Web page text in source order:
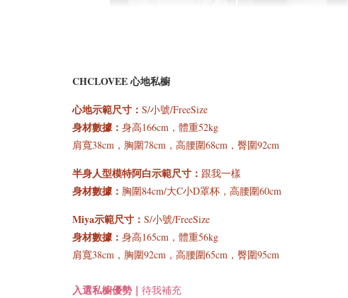
[C] 特惠免運✨890等級
的舒適好手感*經典百搭
深圓方領正肩短袖上衣
BraTop｜3色*3尺寸
NT$ 523
NT$ 588
BraTop上衣｜4色*3尺
CHCLOVEE 心地私櫥
心地示範尺寸 ： S/小號/FreeSize
身材數據： 身高166cm，體重52kg
肩寬38cm ， 胸圍78cm，高腰圍68cm，臀圍92cm
半身人型模特阿白示範尺寸： 跟我一樣
身材數據： 胸圍84cm/大C小D罩杯，高腰圍60cm
Miya示範尺寸： S/小號/FreeSize
身材數據： 身高165cm，體重56kg
肩寬38cm ， 胸圍92cm，高腰圍65cm，臀圍95cm
入選私櫥優勢｜ 待我補充